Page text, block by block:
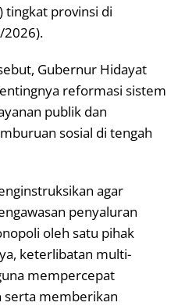
tingkat provinsi di
2026).
Gubernur Hidayat
reformasi sistem
publik dan
sosial di tengah
agar
penyaluran
oleh satu pihak
keterlibatan multi-
mempercepat
serta memberikan